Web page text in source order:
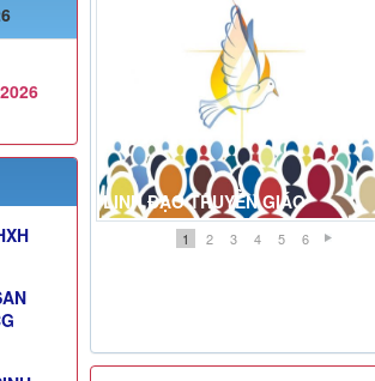
LINH ĐẠO TRUYỀN GIÁO
1 2 3 4 5 6